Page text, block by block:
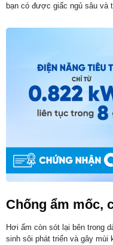
bạn có được giấc ngủ sâu và
Chống ẩm mốc,
Hơi ẩm còn sót lại bên trong
sinh sôi phát triển và gây mùi